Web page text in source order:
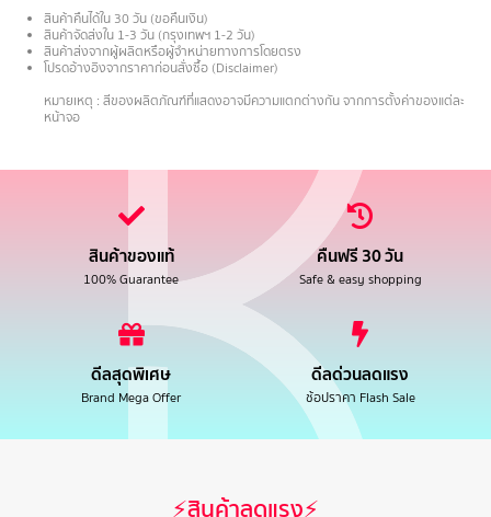
สินค้าคืนได้ใน 30 วัน (ขอคืนเงิน)
สินค้าจัดส่งใน 1-3 วัน (กรุงเทพฯ 1-2 วัน)
สินค้าส่งจากผู้ผลิตหรือผู้จำหน่ายทางการโดยตรง
โปรดอ้างอิงจากราคาก่อนสั่งซื้อ (Disclaimer)
หมายเหตุ : สีของผลิตภัณฑ์ที่แสดงอาจมีความแตกต่างกัน จากการตั้งค่าของแต่ละ
หน้าจอ
สินค้าของแท้
100% Guarantee
คืนฟรี 30 วัน
Safe & easy shopping
ดีลสุดพิเศษ
Brand Mega Offer
ดีลด่วนลดแรง
ช้อปราคา Flash Sale
⚡สินค้าลดแรง⚡